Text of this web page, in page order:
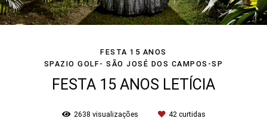
FESTA 15 ANOS
SPAZIO GOLF- SÃO JOSÉ DOS CAMPOS-SP
FESTA 15 ANOS LETÍCIA
2638 visualizações 42 curtidas